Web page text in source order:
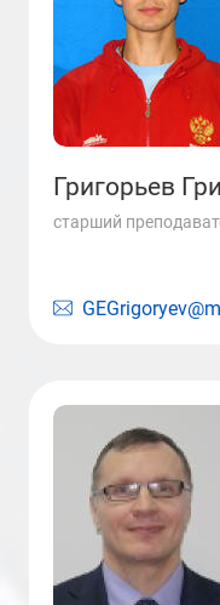
Григорьев
старший